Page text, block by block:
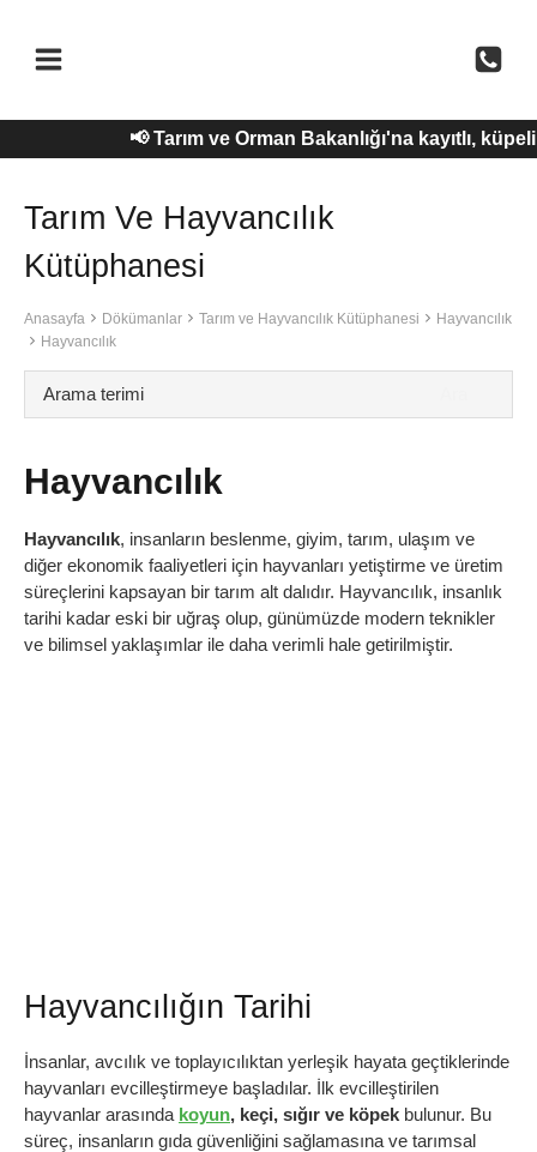
content
📢 Tarım ve Orman Bakanlığı'na kayıtlı,
Tarım Ve Hayvancılık
Kütüphanesi
Anasayfa Dökümanlar Tarım ve Hayvancılık Kütüphanesi
Hayvancılık
Hayvancılık
Hayvancılık
Hayvancılık, insanların beslenme, giyim, tarım, ulaşım ve
diğer ekonomik faaliyetleri için hayvanları yetiştirme ve üretim
süreçlerini kapsayan bir tarım alt dalıdır. Hayvancılık, insanlık
tarihi kadar eski bir uğraş olup, günümüzde modern teknikler
ve bilimsel yaklaşımlar ile daha verimli hale getirilmiştir.
Hayvancılığın Tarihi
İnsanlar, avcılık ve toplayıcılıktan yerleşik hayata geçtiklerinde
hayvanları evcilleştirmeye başladılar. İlk evcilleştirilen
hayvanlar arasında koyun, keçi, sığır ve köpek bulunur. Bu
süreç, insanların gıda güvenliğini sağlamasına ve tarımsal